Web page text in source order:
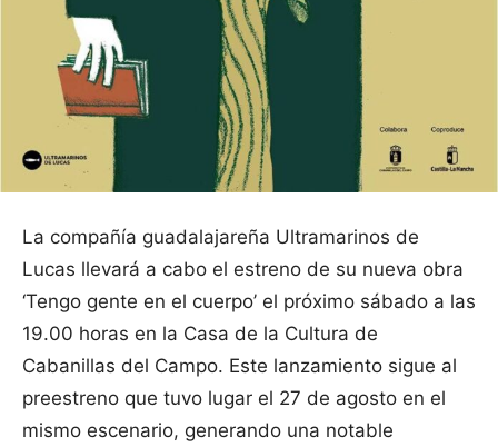
La compañía guadalajareña Ultramarinos de
Lucas llevará a cabo el estreno de su nueva obra
‘Tengo gente en el cuerpo’ el próximo sábado a las
19.00 horas en la Casa de la Cultura de
Cabanillas del Campo. Este lanzamiento sigue al
preestreno que tuvo lugar el 27 de agosto en el
mismo escenario, generando una notable